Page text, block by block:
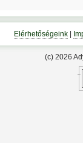
Elérhetőségeink|
(c) 2026